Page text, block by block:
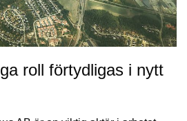
roll förtydligas i nytt